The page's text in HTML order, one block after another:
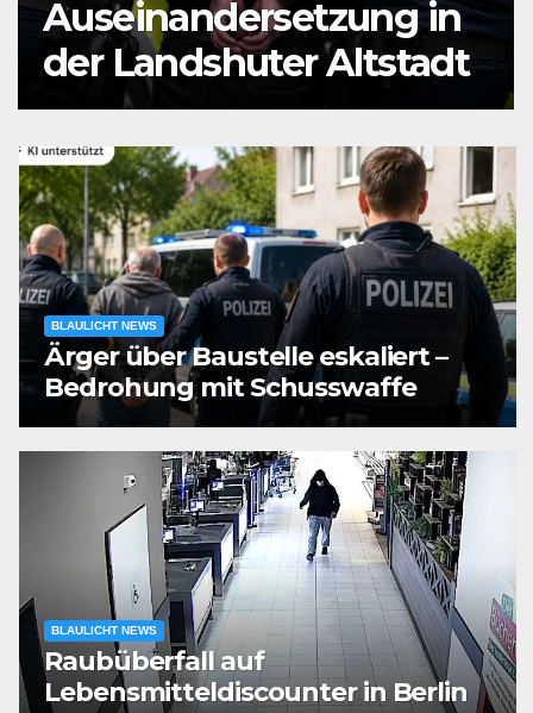
Mann durch
Messerstiche verletzt
BLAULICHT NEWS
Ärger über Baustelle eskaliert –
Bedrohung mit Schusswaffe
BLAULICHT NEWS
Raubüberfall auf
Lebensmitteldiscounter in Berlin